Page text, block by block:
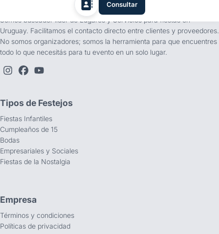
Consultar
Somos buscador líder de Lugares y Servicios para fiestas en
Uruguay. Facilitamos el contacto directo entre clientes y proveedores.
No somos organizadores; somos la herramienta para que encuentres
todo lo que necesitás para tu evento en un solo lugar.
Tipos de Festejos
Fiestas Infantiles
Cumpleaños de 15
Bodas
Empresariales y Sociales
Fiestas de la Nostalgia
Empresa
Términos y condiciones
Políticas de privacidad